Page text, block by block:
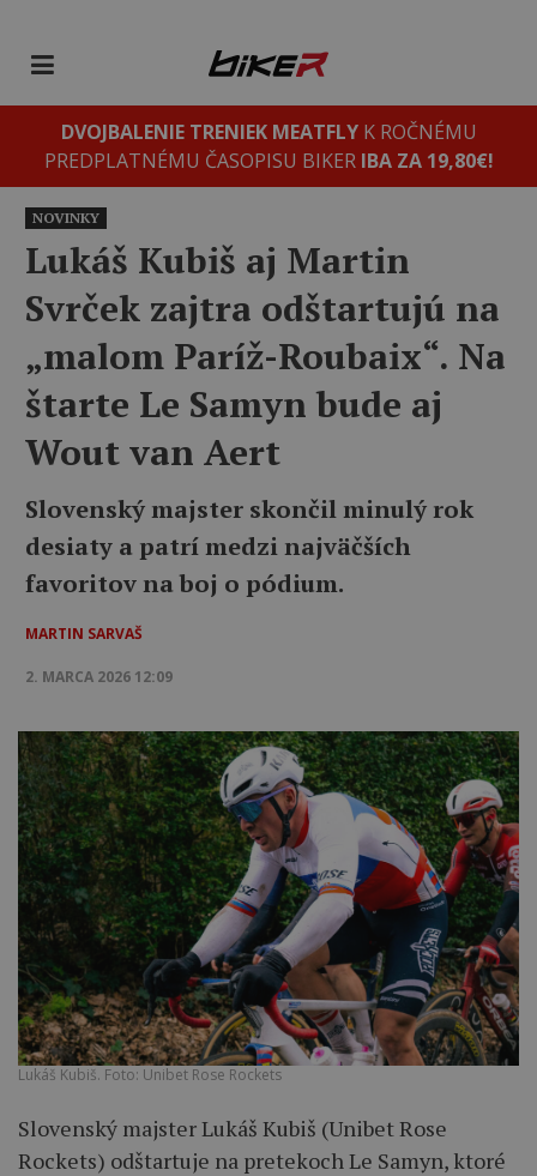
DVOJBALENIE TRENIEK MEATFLYK ROČNÉMU
PREDPLATNÉMU ČASOPISU BIKER IBA ZA 19,80€!
NOVINKY
Lukáš Kubiš aj Martin
Svrček zajtra odštartujú na
„malom Paríž-Roubaix“. Na
štarte Le Samyn bude aj
Wout van Aert
Slovenský majster skončil minulý rok
desiaty a patrí medzi najväčších
favoritov na boj o pódium.
MARTIN SARVAŠ
2. MARCA 2026 12:09
Lukáš Kubiš. Foto: Unibet Rose Rockets
Slovenský majster Lukáš Kubiš (Unibet Rose
Rockets) odštartuje na pretekoch Le Samyn, ktoré